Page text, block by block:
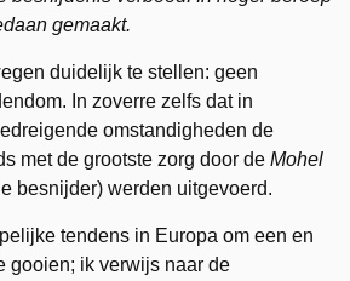
gemaakt.
duidelijk te stellen: geen
In zoverre zelfs dat in
omstandigheden de
met de grootste zorg door deMohel
besnijder) werden uitgevoerd.
tendens in Europa om een en
gooien; ik verwijs naar de